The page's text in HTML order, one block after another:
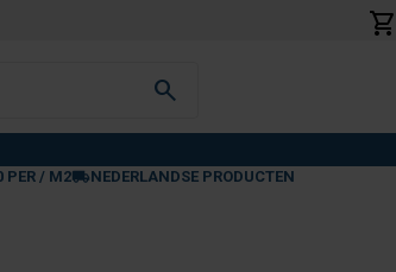
shopping_cart
search
PER / M2 NEDERLANDSE PRODUCTEN